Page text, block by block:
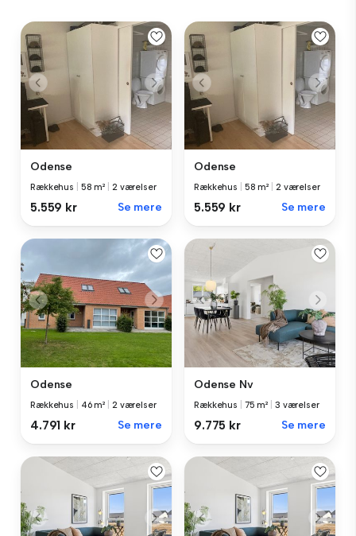
Odense
Rækkehus 58 m² 2 værelser
5.559 kr Se mere
Odense
Rækkehus 58 m² 2 værelser
5.559 kr Se mere
Odense
Rækkehus 46 m² 2 værelser
4.791 kr Se mere
Odense Nv
Rækkehus 75 m² 3 værelser
9.775 kr Se mere